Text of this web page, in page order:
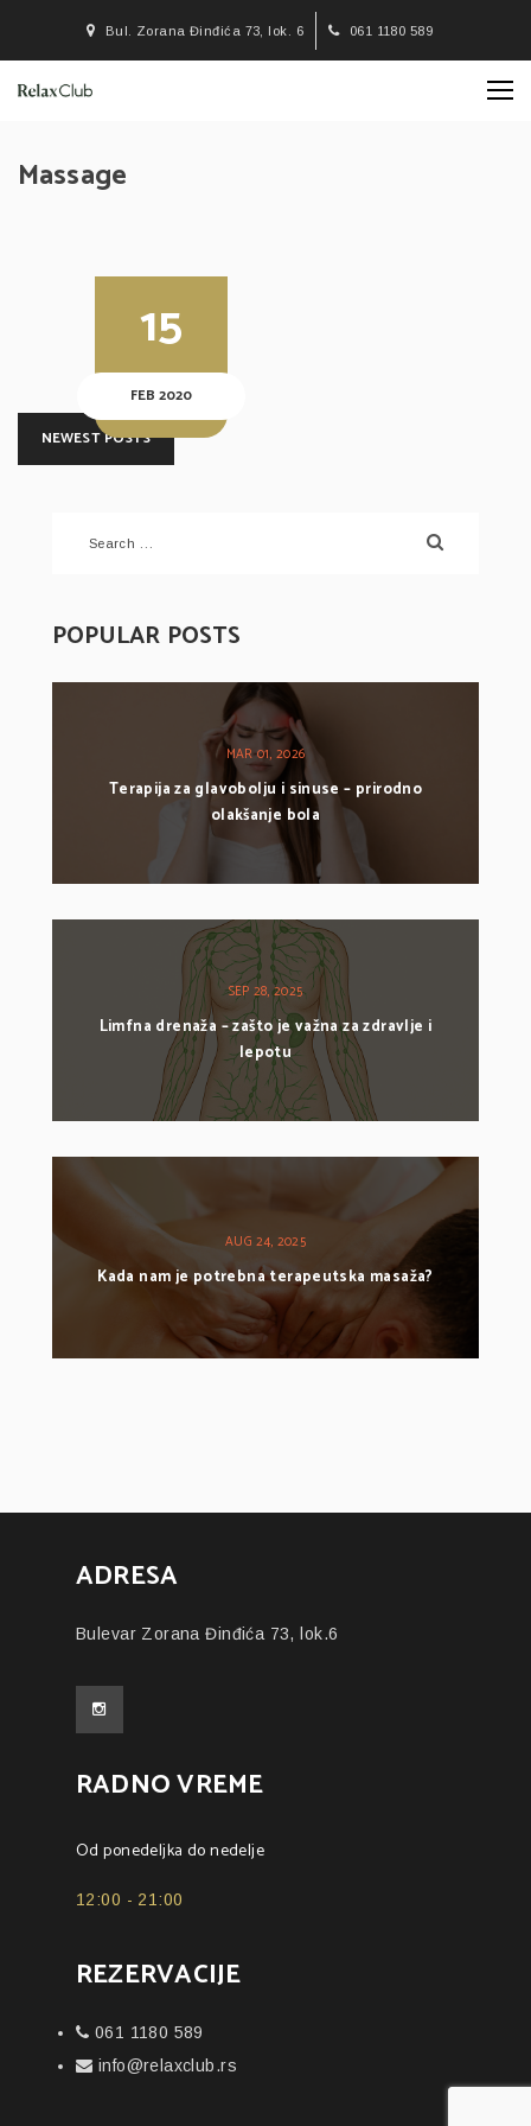
Bul. Zorana Đinđića 73, lok. 6 061 1180 589
Massage
15
FEB 2020
NEWEST POSTS
POPULAR POSTS
MAR 01, 2026
Terapija za glavobolju i sinuse – prirodno
olakšanje bola
SEP 28, 2025
Limfna drenaža – zašto je važna za zdravlje i
lepotu
AUG 24, 2025
Kada nam je potrebna terapeutska masaža?
ADRESA
Bulevar Zorana Đinđića 73, lok.6
RADNO VREME
Od ponedeljka do nedelje
12:00 - 21:00
REZERVACIJE
061 1180 589
info@relaxclub.rs